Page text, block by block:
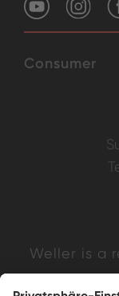
Consumer
Weller is a